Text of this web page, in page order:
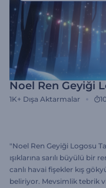
Noel Ren Geyiği
1K+ Dışa Aktarmalar
"Noel Ren Geyiği Logosu
ışıklarına sarılı büyülü
canlı havai fişekler kış
beliriyor. Mevsimlik tebrik